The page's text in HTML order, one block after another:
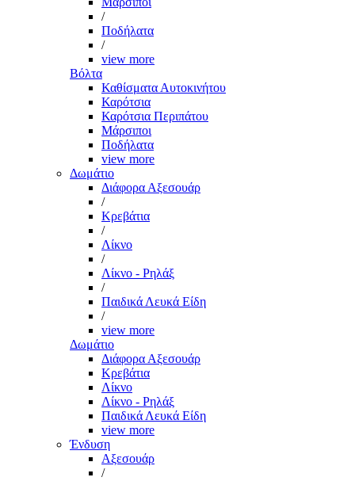
/
Ποδήλατα
/
view more
Βόλτα
Καθίσματα Αυτοκινήτου
Καρότσια
Καρότσια Περιπάτου
Μάρσιποι
Ποδήλατα
view more
Δωμάτιο
Διάφορα Αξεσουάρ
/
Κρεβάτια
/
Λίκνο
/
Λίκνο - Ρηλάξ
/
Παιδικά Λευκά Είδη
/
view more
Δωμάτιο
Διάφορα Αξεσουάρ
Κρεβάτια
Λίκνο
Λίκνο - Ρηλάξ
Παιδικά Λευκά Είδη
view more
Ένδυση
Αξεσουάρ
/